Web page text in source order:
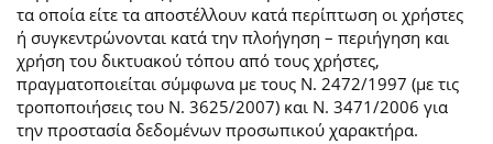
τα οποία είτε τα αποστέλλουν κατά περίπτωση οι χρήστες
ή συγκεντρώνονται κατά την πλοήγηση – περιήγηση και
χρήση του δικτυακού τόπου από τους χρήστες,
πραγματοποιείται σύμφωνα με τους Ν. 2472/1997 (με τις
τροποποιήσεις του Ν. 3625/2007) και Ν. 3471/2006 για
την προστασία δεδομένων προσωπικού χαρακτήρα.